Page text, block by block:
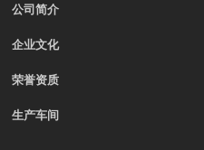
公司简介
企业文化
荣誉资质
生产车间